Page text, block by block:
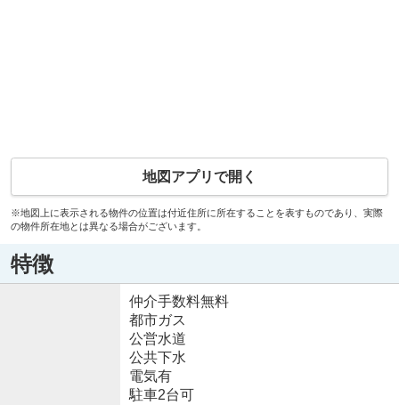
地図アプリで開く
※地図上に表示される物件の位置は付近住所に所在することを表すものであり、実際
の物件所在地とは異なる場合がございます。
特徴
仲介手数料無料
都市ガス
公営水道
公共下水
電気有
駐車2台可